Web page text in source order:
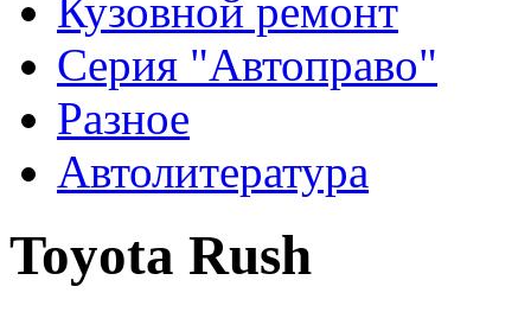
Кузовной ремонт
Серия "Автоправо"
Разное
Автолитература
Toyota Rush